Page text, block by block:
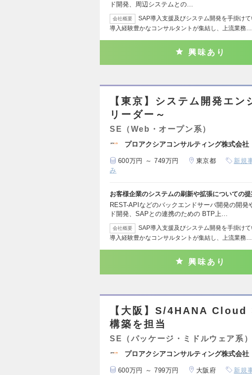
ド開発、周辺システムとの…
会社概要
SAP導入支援及びシステム開発を手掛け
導入経験豊かなコンサルタントが集結し、上流業務…
興味あり
【東京】システム開発エ
リーダー～
SE（Web・オープン系）
プロアクシアコンサルティング株式会社
600万円 ～ 749万円 東京都 新規
み
お客様企業のシステムの刷新や拡張についての提
REST-APIなどのバックエンドサーバ開発の開発
ド開発、SAPとの連携のための BTP上…
会社概要
SAP導入支援及びシステム開発を手掛け
導入経験豊かなコンサルタントが集結し、上流業務…
興味あり
【大阪】S/4HANA Cloud
構築を担当
SE（パッケージ・ミドルウェア系）
プロアクシアコンサルティング株式会社
600万円 ～ 799万円 大阪府 新規